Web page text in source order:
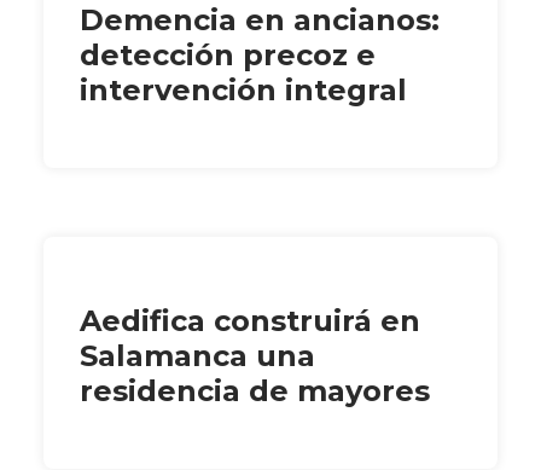
Demencia en ancianos:
detección precoz e
intervención integral
Aedifica construirá en
Salamanca una
residencia de mayores